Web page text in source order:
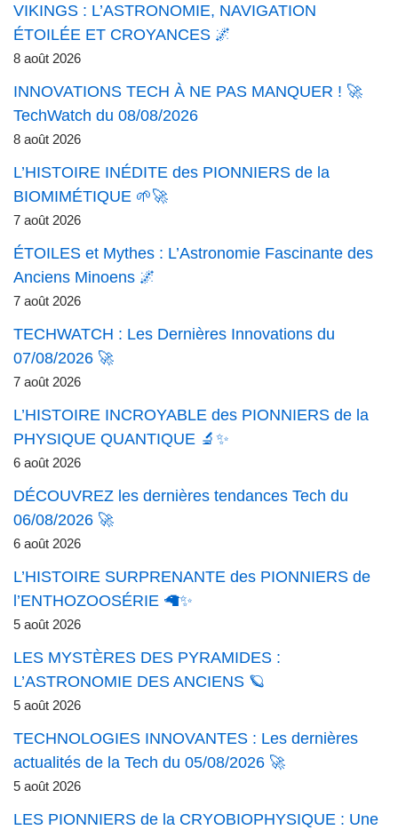
VIKINGS : L’ASTRONOMIE, NAVIGATION
ÉTOILÉE ET CROYANCES 🌌
8 août 2026
INNOVATIONS TECH À NE PAS MANQUER ! 🚀
TechWatch du 08/08/2026
8 août 2026
L’HISTOIRE INÉDITE des PIONNIERS de la
BIOMIMÉTIQUE 🌱🚀
7 août 2026
ÉTOILES et Mythes : L’Astronomie Fascinante des
Anciens Minoens 🌌
7 août 2026
TECHWATCH : Les Dernières Innovations du
07/08/2026 🚀
7 août 2026
L’HISTOIRE INCROYABLE des PIONNIERS de la
PHYSIQUE QUANTIQUE 🔬✨
6 août 2026
DÉCOUVREZ les dernières tendances Tech du
06/08/2026 🚀
6 août 2026
L’HISTOIRE SURPRENANTE des PIONNIERS de
l’ENTHOZOOSÉRIE 🦙✨
5 août 2026
LES MYSTÈRES DES PYRAMIDES :
L’ASTRONOMIE DES ANCIENS 🪐
5 août 2026
TECHNOLOGIES INNOVANTES : Les dernières
actualités de la Tech du 05/08/2026 🚀
5 août 2026
LES PIONNIERS de la CRYOBIOPHYSIQUE : Une